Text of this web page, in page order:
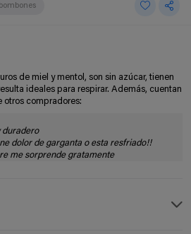
de miel y mentol, son sin azúcar, tienen
ideales para respirar. Además, cuentan
otros compradores:
duradero
dolor de garganta o esta resfriado!!
me sorprende gratamente